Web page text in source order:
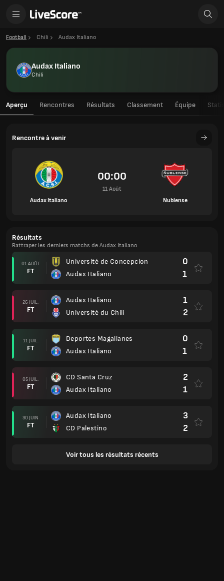
Football Chili Audax Italiano
Audax Italiano
Chili
Aperçu Rencontres Résultats Classement Équipe
Rencontre à venir
Audax Italiano
00:00
11 Août
Nublense
Résultats
Rattraper les derniers matchs de Audax Italiano
01 AOÛT
FT
Université de Concepcion
Audax Italiano
0
1
26 JUIL.
FT
Audax Italiano
Université du Chili
1
2
11 JUIL.
FT
Deportes Magallanes
Audax Italiano
0
1
05 JUIL.
FT
CD Santa Cruz
Audax Italiano
2
1
30 JUIN
FT
Audax Italiano
CD Palestino
3
2
Voir tous les résultats récents